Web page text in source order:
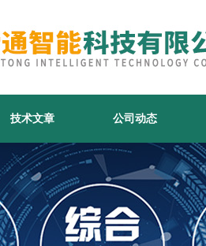
技术文章 公司动态